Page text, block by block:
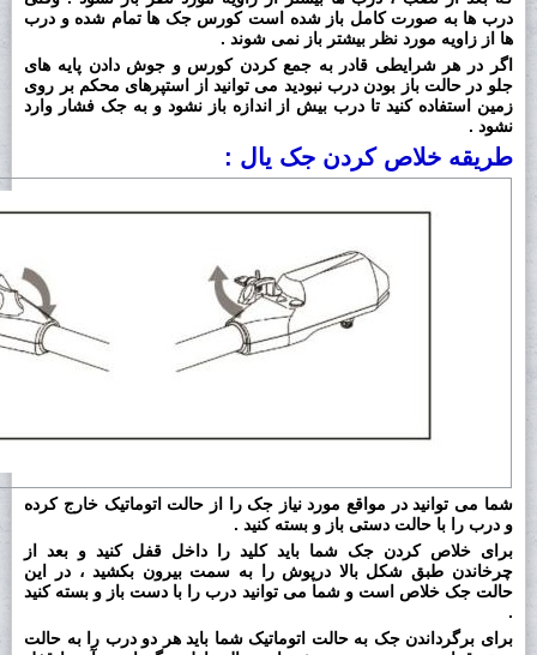
درب ها به صورت کامل باز شده است کورس جک ها تمام شده و درب
ها از زاویه مورد نظر بیشتر باز نمی شوند .
اگر در هر شرایطی قادر به جمع کردن کورس و جوش دادن پایه های
جلو در حالت باز بودن درب نبودید می توانید از استپرهای محکم بر روی
زمین استفاده کنید تا درب بیش از اندازه باز نشود و به جک فشار وارد
نشود .
طریقه خلاص کردن جک یال :
شما می توانید در مواقع مورد نیاز جک را از حالت اتوماتیک خارج کرده
و درب را با حالت دستی باز و بسته کنید .
برای خلاص کردن جک شما باید کلید را داخل قفل کنید و بعد از
چرخاندن طبق شکل بالا درپوش را به سمت بیرون بکشید ، در این
حالت جک خلاص است و شما می توانید درب را با دست باز و بسته کنید
.
برای برگرداندن جک به حالت اتوماتیک شما باید هر دو درب را به حالت